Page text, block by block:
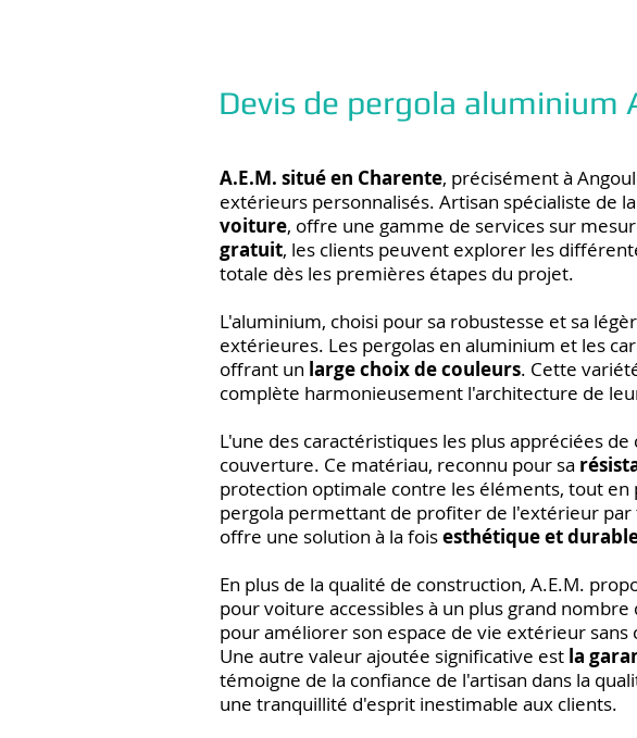
Devis de pergola aluminium
A.E.M. situé en Charente, précisément à
extérieurs personnalisés. Artisan spécialiste de
voiture, offre une gamme de services sur
gratuit, les clients peuvent explorer les
totale dès les premières étapes du projet.
L'aluminium, choisi pour sa robustesse et sa
extérieures. Les pergolas en aluminium et les
offrant un large choix de couleurs. Cette
complète harmonieusement l'architecture de
L'une des caractéristiques les plus appréciées
couverture. Ce matériau, reconnu pour sa
protection optimale contre les éléments, tout
pergola permettant de profiter de l'extérieur
offre une solution à la foisesthétique et
En plus de la qualité de construction, A.E.M.
pour voiture accessibles à un plus grand
pour améliorer son espace de vie extérieur
Une autre valeur ajoutée significative est la
témoigne de la confiance de l'artisan dans la
une tranquillité d'esprit inestimable aux clients.